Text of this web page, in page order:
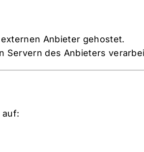
Anbieter gehostet.
Servern des Anbieters
auf: